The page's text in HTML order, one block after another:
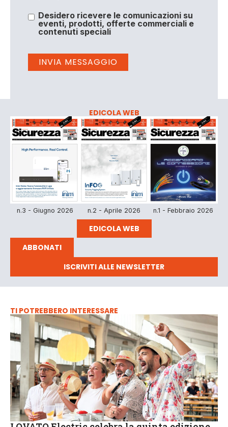
Desidero ricevere le comunicazioni su
eventi, prodotti, offerte commerciali e
contenuti speciali
EDICOLA WEB
n.3 - Giugno 2026 n.2 - Aprile 2026 n.1 - Febbraio 2026
EDICOLA WEB
ABBONATI
ISCRIVITI ALLE NEWSLETTER
TI POTREBBERO INTERESSARE